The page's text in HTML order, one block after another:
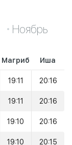
Ноябрь
Магриб Иша
19:11 20:16
19:11 20:16
19:10 20:16
19:10 20:15